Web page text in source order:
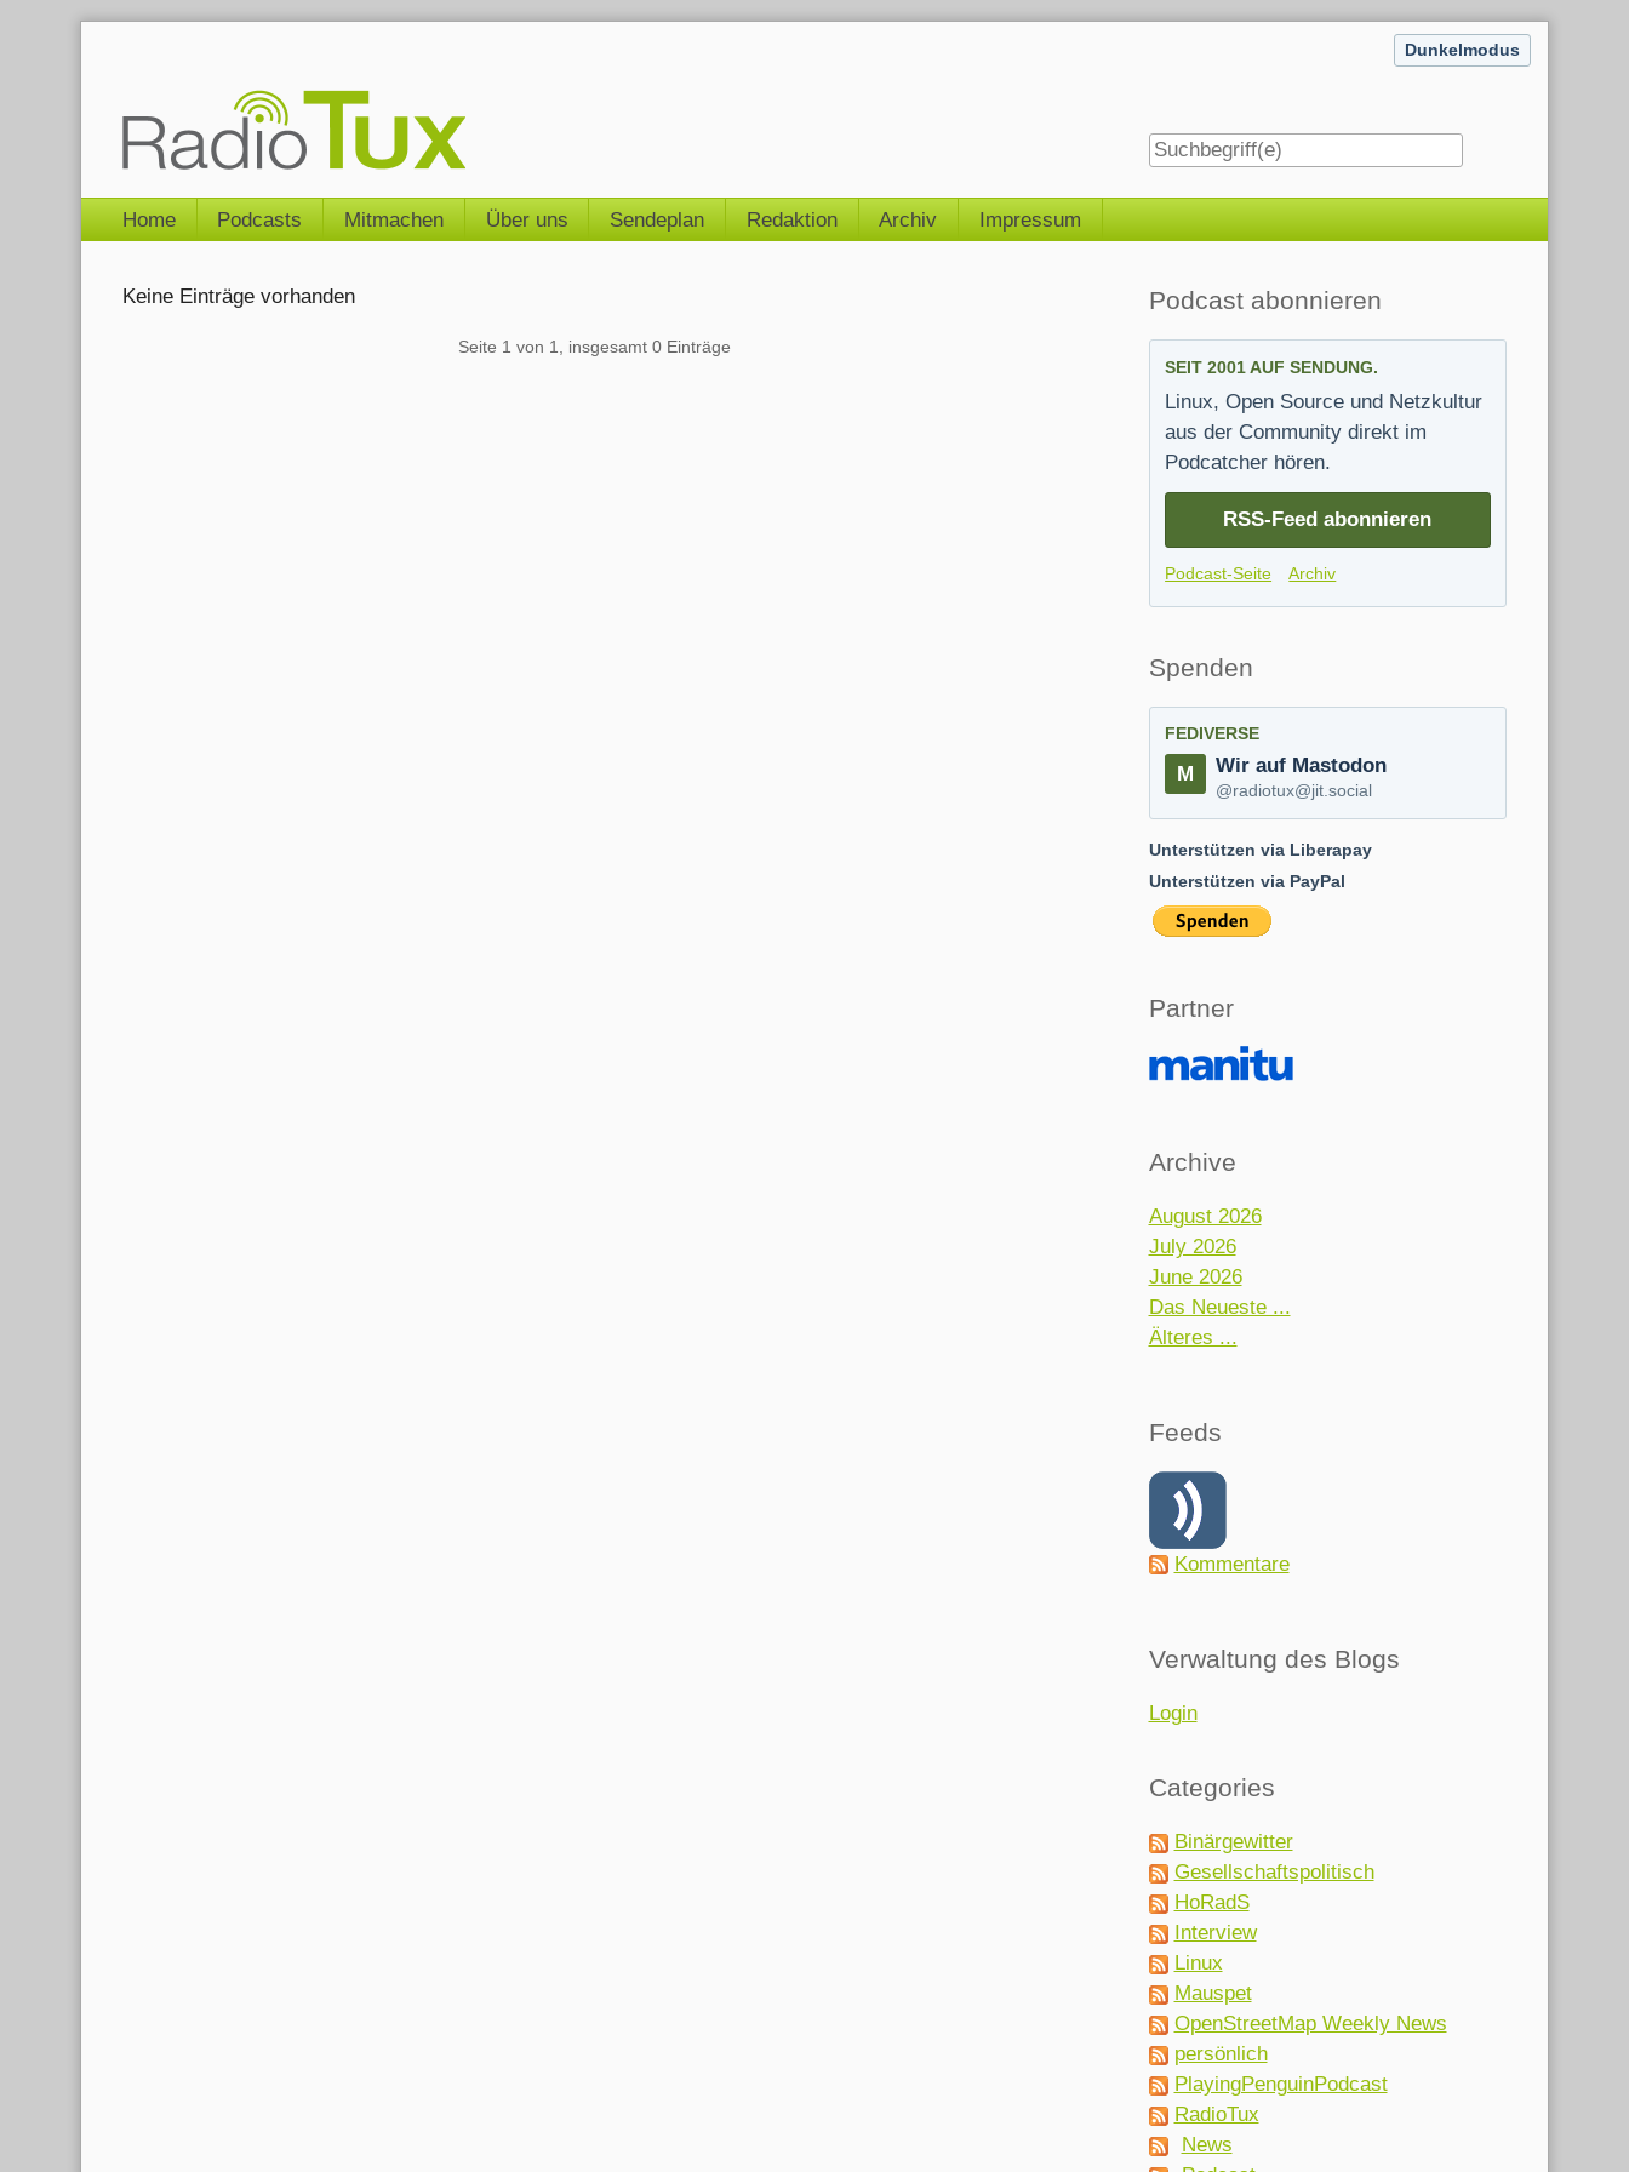
Dunkelmodus
Navigation
Home Podcasts Mitmachen Über uns Sendeplan Redaktion Archiv Impressum
Keine Einträge vorhanden
Seite 1 von 1, insgesamt 0 Einträge
Seitenleiste
Podcast abonnieren
SEIT 2001 AUF SENDUNG.
Linux, Open Source und Netzkultur
aus der Community direkt im
Podcatcher hören.
RSS-Feed abonnieren
Podcast-Seite Archiv
Spenden
FEDIVERSE
Wir auf Mastodon
@radiotux@jit.social
Unterstützen via Liberapay
Unterstützen via PayPal
Partner
Archive
August 2026
July 2026
June 2026
Das Neueste ...
Älteres ...
Feeds
Kommentare
Verwaltung des Blogs
Login
Categories
Binärgewitter
Gesellschaftspolitisch
HoRadS
Interview
Linux
Mauspet
OpenStreetMap Weekly News
persönlich
PlayingPenguinPodcast
RadioTux
News